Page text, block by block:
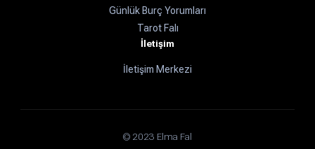
Günlük Burç Yorumları
Tarot Falı
İletişim
İletişim Merkezi
© 2023 Elma Fal